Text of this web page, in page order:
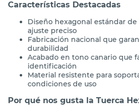
Características Destacadas
Diseño hexagonal estándar de
ajuste preciso
Fabricación nacional que
durabilidad
Acabado en tono canario que
identificación
Material resistente para
condiciones de uso
Por qué nos gusta la Tuerca